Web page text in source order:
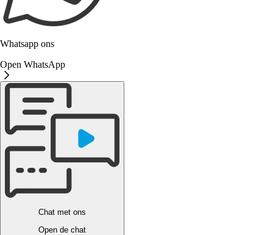
Whatsapp ons
Open WhatsApp
Chat met ons
Open de chat